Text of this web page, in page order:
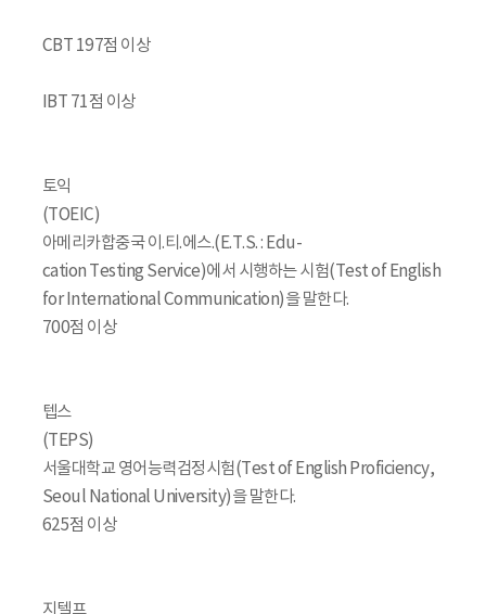
CBT 197점 이상
IBT 71점 이상
토익
(TOEIC)
아메리카합중국 이.티.에스.(E.T.S. : Edu-
cation Testing Service)에서 시행하는 시험(Test of English
for International Communication)을 말한다.
700점 이상
텝스
(TEPS)
서울대학교 영어능력검정시험(Test of English Proficiency,
Seoul National University)을 말한다.
625점 이상
지텔프